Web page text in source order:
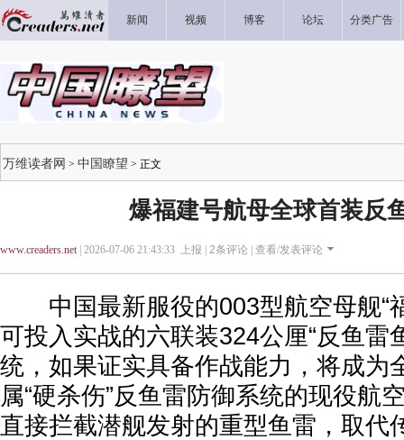
新闻 视频 博客 论坛 分类广告
万维读者网 > 中国瞭望 > 正文
爆福建号航母全球首装反
www.creaders.net| 2026-07-06 21:43:33 上报 | 2条评论 | 查看/发表评论
中国最新服役的003型航空母舰“
可投入实战的六联装324公厘“反鱼雷
统，如果证实具备作战能力，将成为
属“硬杀伤”反鱼雷防御系统的现役航
直接拦截潜舰发射的重型鱼雷，取代